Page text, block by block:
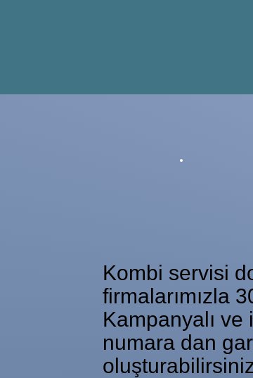
Kombi servisi
firmalarımızla
Kampanyalı
numara dan